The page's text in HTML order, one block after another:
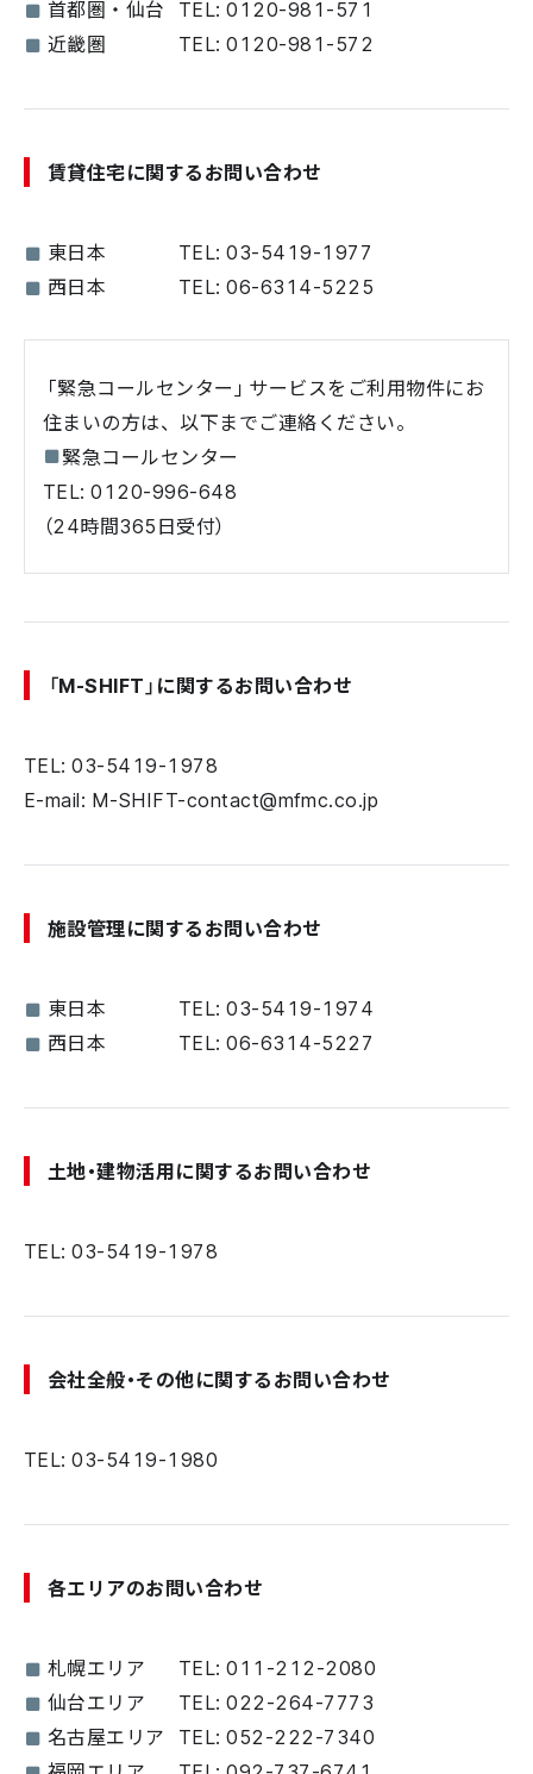
首都圏・仙台 TEL: 0120-981-571
近畿圏
TEL: 0120-981-572
賃貸住宅に関するお問い合わせ
東日本
TEL: 03-5419-1977
西日本
TEL: 06-6314-5225
「緊急コールセンター」サービスをご利用物件にお
住まいの方は、以下までご連絡ください。
緊急コールセンター
TEL: 0120-996-648
（24時間365日受付）
「M-SHIFT」に関するお問い合わせ
TEL: 03-5419-1978
E-mail: M-SHIFT-contact@mfmc.co.jp
施設管理に関するお問い合わせ
東日本
TEL: 03-5419-1974
西日本
TEL: 06-6314-5227
土地・建物活用に関するお問い合わせ
TEL: 03-5419-1978
会社全般・その他に関するお問い合わせ
TEL: 03-5419-1980
各エリアのお問い合わせ
札幌エリア
TEL: 011-212-2080
仙台エリア
TEL: 022-264-7773
名古屋エリア TEL: 052-222-7340